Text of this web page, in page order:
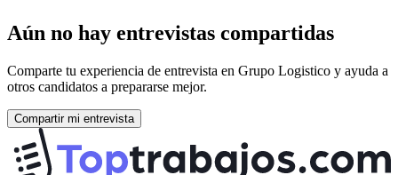
Aún no hay entrevistas compartidas
Comparte tu experiencia de entrevista en Grupo Logistico y ayuda a
otros candidatos a prepararse mejor.
Compartir mi entrevista